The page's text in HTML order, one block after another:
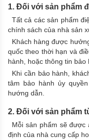
1. Đối với sản phẩm
Tất cả các sản phẩm
chính sách của nhà sản
Khách hàng được
quốc theo thời hạn và
hành, hoặc thông tin
Khi cần bảo hành,
tâm bảo hành ủy
hướng dẫn.
2. Đối với sản phẩm
Mỗi sản phẩm sẽ được
định của nhà cung cấp